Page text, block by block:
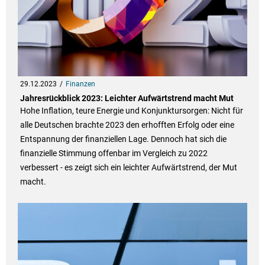
29.12.2023 Finanzen
Jahresrückblick 2023: Leichter Aufwärtstrend macht Mut
Hohe Inflation, teure Energie und Konjunktursorgen: Nicht für
alle Deutschen brachte 2023 den erhofften Erfolg oder eine
Entspannung der finanziellen Lage. Dennoch hat sich die
finanzielle Stimmung offenbar im Vergleich zu 2022
verbessert - es zeigt sich ein leichter Aufwärtstrend, der Mut
macht.